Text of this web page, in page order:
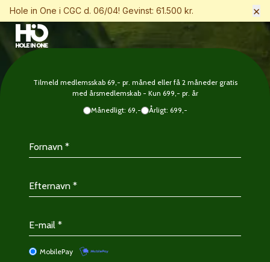
Hole in One i CGC d. 06/04! Gevinst: 61.500 kr. ×
Tilmeld medlemsskab 69,- pr. måned eller få 2 måneder gratis
med årsmedlemskab - Kun 699,- pr. år
Månedligt: 69,-
Årligt: 699,-
MobilePay